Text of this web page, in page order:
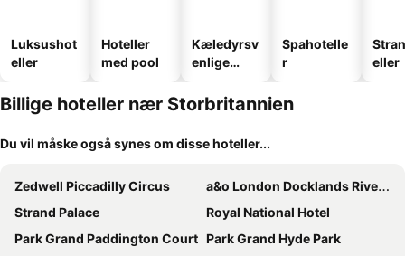
Luksushot
eller
Hoteller
med pool
Kæledyrsv
enlige
Spahotelle
r
eller
Billige hoteller nær Storbritannien
Du vil måske også synes om disse hoteller...
Zedwell Piccadilly Circus
a&o London Docklands Riverside
Strand Palace
Royal National Hotel
Park Grand Paddington Court Park Grand Hyde Park